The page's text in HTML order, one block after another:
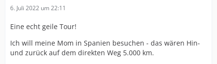
6. Juli 2022 um 22:11
Eine echt geile Tour!
Ich will meine Mom in Spanien besuchen - das wären Hin-
und zurück auf dem direkten Weg 5.000 km.